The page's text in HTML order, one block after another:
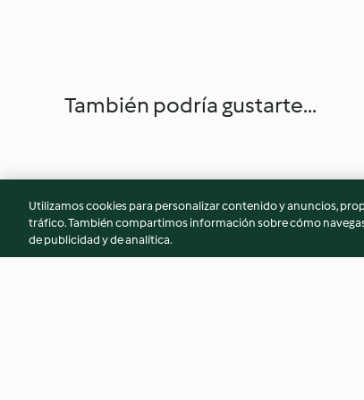
También podría gustarte...
Utilizamos cookies para personalizar contenido y anuncios,
tráfico. También compartimos información sobre cómo
de publicidad y de analítica.